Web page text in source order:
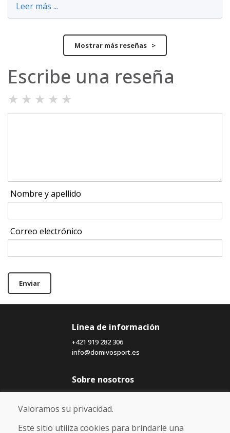
Leer más ...
Mostrar más reseñas >
Escribe una reseña
★ ★ ★ ★ ★
Nombre y apellido
Correo electrónico
Enviar
Línea de información
+421 919 282 306
info@domivosport.es
Sobre nosotros
Blog
Sobre nosotros
Comercio
Contacto
Valoramos su privacidad.
Este sitio utiliza cookies para brindarle una